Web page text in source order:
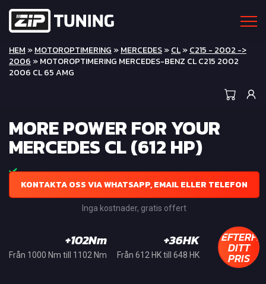
HEM »MOTOROPTIMERING »MERCEDES»CL»C215 - 2002 ->
2006 » MOTOROPTIMERING MERCEDES-BENZ CL C215 2002
2006 CL 65 AMG
MORE POWER FOR YOUR
MERCEDES CL (612 HP)
KONTAKTA OSS VIA WHATSAPP, EMAIL ELLER TELEFON
Inga kostnader, gratis offert
+102Nm
Från 1000 Nm till 1102 Nm
+36HK
Från 612 HK till 648 HK DITT
PRIS